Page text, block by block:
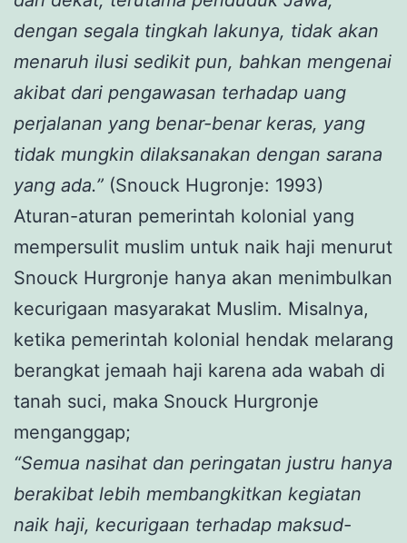
dengan segala tingkah lakunya, tidak akan
menaruh ilusi sedikit pun, bahkan mengenai
akibat dari pengawasan terhadap uang
perjalanan yang benar-benar keras, yang
tidak mungkin dilaksanakan dengan sarana
yang ada.” (Snouck Hugronje: 1993)
Aturan-aturan pemerintah kolonial yang
mempersulit muslim untuk naik haji menurut
Snouck Hurgronje hanya akan menimbulkan
kecurigaan masyarakat Muslim. Misalnya,
ketika pemerintah kolonial hendak melarang
berangkat jemaah haji karena ada wabah di
tanah suci, maka Snouck Hurgronje
menganggap;
“Semua nasihat dan peringatan justru hanya
berakibat lebih membangkitkan kegiatan
naik haji, kecurigaan terhadap maksud-